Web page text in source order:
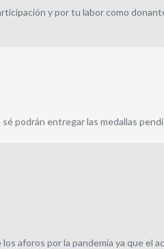
y por tu labor como
podrán entregar las medallas
aforos por la pandemia ya que el